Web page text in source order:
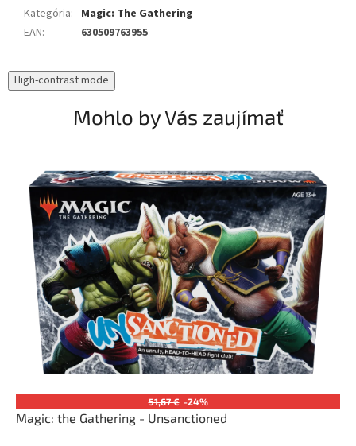
Kategória: Magic: The Gathering
EAN: 630509763955
High-contrast mode
Mohlo by Vás zaujímať
51,67 € -24%
Magic: the Gathering - Unsanctioned